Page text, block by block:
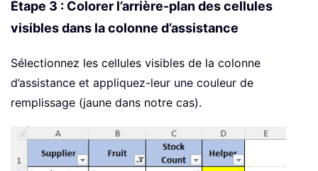
Étape 3 : Colorer l’arrière-plan des cellules
visibles dans la colonne d’assistance
Sélectionnez les cellules visibles de la colonne
d’assistance et appliquez-leur une couleur de
remplissage (jaune dans notre cas).